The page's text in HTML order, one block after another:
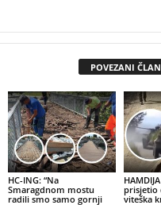
POVEZANI
HC-ING: “Na
Smaragdnom mostu
radili smo samo gornji
prisjetio
viteška